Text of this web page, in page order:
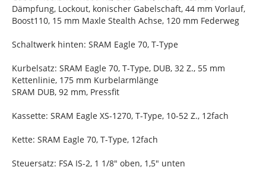
Dämpfung, Lockout, konischer Gabelschaft, 44 mm Vorlauf,
Boost110, 15 mm Maxle Stealth Achse, 120 mm Federweg
Schaltwerk hinten: SRAM Eagle 70, T-Type
Kurbelsatz: SRAM Eagle 70, T-Type, DUB, 32 Z., 55 mm
Kettenlinie, 175 mm Kurbelarmlänge
SRAM DUB, 92 mm, Pressfit
Kassette: SRAM Eagle XS-1270, T-Type, 10-52 Z., 12fach
Kette: SRAM Eagle 70, T-Type, 12fach
Steuersatz: FSA IS-2, 1 1/8" oben, 1,5" unten